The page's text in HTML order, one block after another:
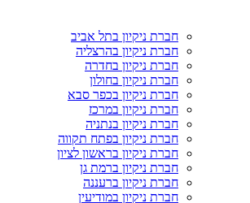
חברת ניקיון בתל אביב
חברת ניקיון בהרצליה
חברת ניקיון בחדרה
חברת ניקיון בחולון
חברת ניקיון בכפר סבא
חברת ניקיון במרכז
חברת ניקיון בנתניה
חברת ניקיון בפתח תקווה
חברת ניקיון בראשון לציון
חברת ניקיון ברמת גן
חברת ניקיון ברעננה
חברת ניקיון במודיעין